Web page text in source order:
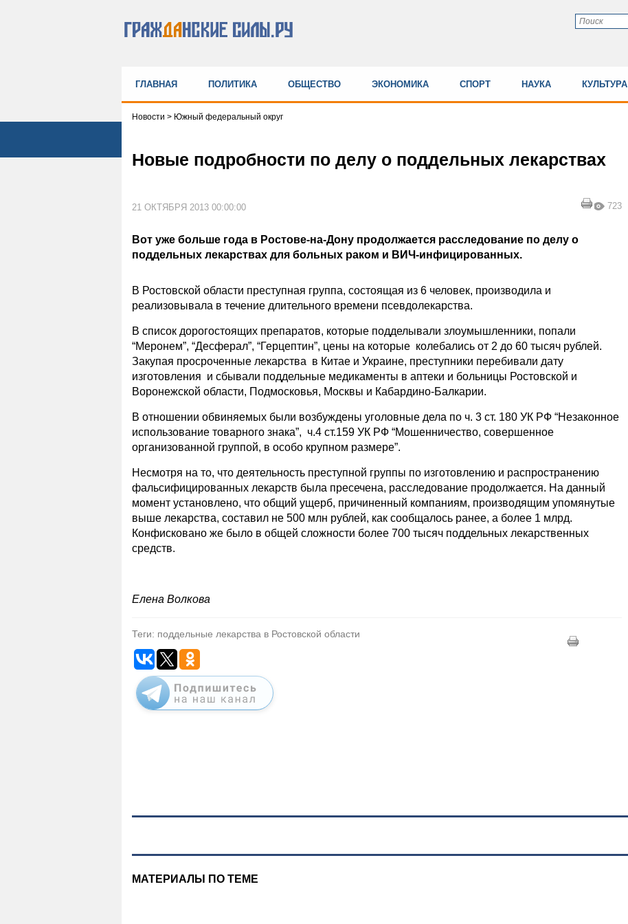
ГЛАВНАЯ ПОЛИТИКА ОБЩЕСТВО ЭКОНОМИКА СПОРТ НАУКА КУЛЬТУРА
Новости > Южный федеральный округ
Новые подробности по делу о поддельных лекарствах
21 ОКТЯБРЯ 2013 00:00:00 723
Вот уже больше года в Ростове-на-Дону продолжается расследование по делу о
поддельных лекарствах для больных раком и ВИЧ-инфицированных.
В Ростовской области преступная группа, состоящая из 6 человек, производила и
реализовывала в течение длительного времени псевдолекарства.
В список дорогостоящих препаратов, которые подделывали злоумышленники, попали
“Меронем”, “Десферал”, “Герцептин”, цены на которые колебались от 2 до 60 тысяч рублей.
Закупая просроченные лекарства в Китае и Украине, преступники перебивали дату
изготовления и сбывали поддельные медикаменты в аптеки и больницы Ростовской и
Воронежской области, Подмосковья, Москвы и Кабардино-Балкарии.
В отношении обвиняемых были возбуждены уголовные дела по ч. 3 ст. 180 УК РФ “Незаконное
использование товарного знака”, ч.4 ст.159 УК РФ “Мошенничество, совершенное
организованной группой, в особо крупном размере”.
Несмотря на то, что деятельность преступной группы по изготовлению и распространению
фальсифицированных лекарств была пресечена, расследование продолжается. На данный
момент установлено, что общий ущерб, причиненный компаниям, производящим упомянутые
выше лекарства, составил не 500 млн рублей, как сообщалось ранее, а более 1 млрд.
Конфисковано же было в общей сложности более 700 тысяч поддельных лекарственных
средств.
Елена Волкова
Теги: поддельные лекарства в Ростовской области
МАТЕРИАЛЫ ПО ТЕМЕ